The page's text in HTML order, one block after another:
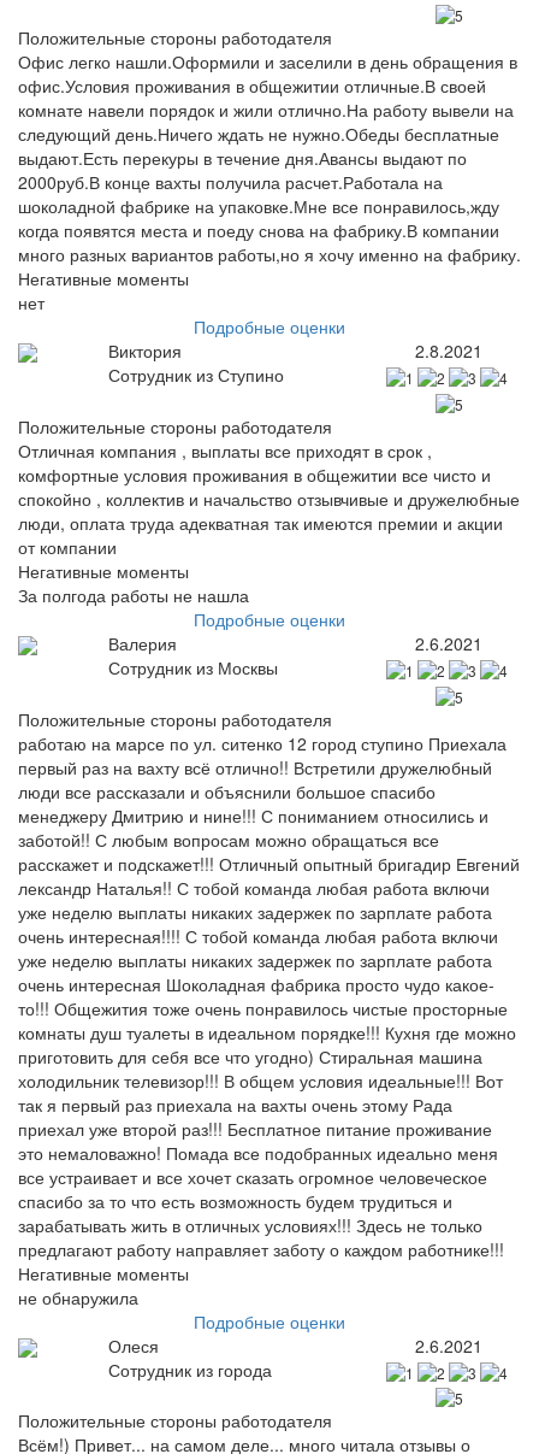
Положительные стороны работодателя
Офис легко нашли.Оформили и заселили в день обращения в
офис.Условия проживания в общежитии отличные.В своей
комнате навели порядок и жили отлично.На работу вывели на
следующий день.Ничего ждать не нужно.Обеды бесплатные
выдают.Есть перекуры в течение дня.Авансы выдают по
2000руб.В конце вахты получила расчет.Работала на
шоколадной фабрике на упаковке.Мне все понравилось,жду
когда появятся места и поеду снова на фабрику.В компании
много разных вариантов работы,но я хочу именно на фабрику.
Негативные моменты
нет
Подробные оценки
Виктория
Сотрудник из Ступино
2.8.2021
Положительные стороны работодателя
Отличная компания , выплаты все приходят в срок ,
комфортные условия проживания в общежитии все чисто и
спокойно , коллектив и начальство отзывчивые и дружелюбные
люди, оплата труда адекватная так имеются премии и акции
от компании
Негативные моменты
За полгода работы не нашла
Подробные оценки
Валерия
Сотрудник из Москвы
2.6.2021
Положительные стороны работодателя
работаю на марсе по ул. ситенко 12 город ступино Приехала
первый раз на вахту всё отлично!! Встретили дружелюбный
люди все рассказали и объяснили большое спасибо
менеджеру Дмитрию и нине!!! С пониманием относились и
заботой!! С любым вопросам можно обращаться все
расскажет и подскажет!!! Отличный опытный бригадир Евгений
лександр Наталья!! С тобой команда любая работа включи
уже неделю выплаты никаких задержек по зарплате работа
очень интересная!!!! С тобой команда любая работа включи
уже неделю выплаты никаких задержек по зарплате работа
очень интересная Шоколадная фабрика просто чудо какое-
то!!! Общежития тоже очень понравилось чистые просторные
комнаты душ туалеты в идеальном порядке!!! Кухня где можно
приготовить для себя все что угодно) Стиральная машина
холодильник телевизор!!! В общем условия идеальные!!! Вот
так я первый раз приехала на вахты очень этому Рада
приехал уже второй раз!!! Бесплатное питание проживание
это немаловажно! Помада все подобранных идеально меня
все устраивает и все хочет сказать огромное человеческое
спасибо за то что есть возможность будем трудиться и
зарабатывать жить в отличных условиях!!! Здесь не только
предлагают работу направляет заботу о каждом работнике!!!
Негативные моменты
не обнаружила
Подробные оценки
Олеся
Сотрудник из города
2.6.2021
Положительные стороны работодателя
Всём!) Привет... на самом деле... много читала отзывы о